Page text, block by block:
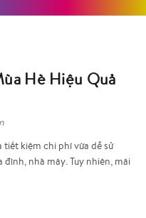
Hè Hiệu Quả
kiệm chi phí vừa dễ sử
nhà máy. Tuy nhiên, mái